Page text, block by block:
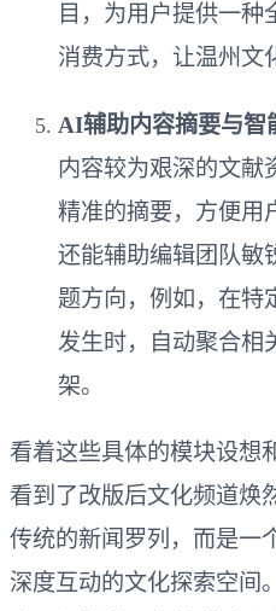
目，为用户提供一种
消费方式，让温州文
AI辅助内容摘要与智
内容较为艰深的文献
精准的摘要，方便用
还能辅助编辑团队敏
题方向，例如，在特
发生时，自动聚合相
架。
看着这些具体的模块设想
看到了改版后文化频道焕
传统的新闻罗列，而是一
深度互动的文化探索空间